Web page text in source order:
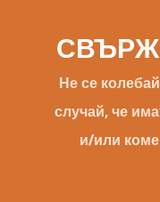
Не се
случай, че
и/или